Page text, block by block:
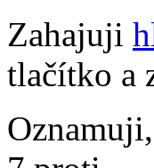
Zahajuji
tlačítko a